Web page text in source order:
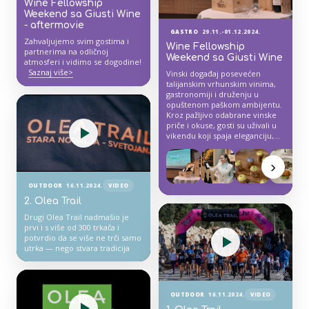
potpuno sami u tišini, ograđeni
močnim paškim kamenom uz
Ovaj put smo preskočili put
prema atraktivnoj lokvi
Svetojašnici te se vratili istim
Inače, ovo je mali dio staze
kojom prolazi Olea trail- staze
koje vode kroz raznolike
terene, nudeći sudionicima
fizički izazov, dvije pauze za
okrjepu, ali i priliku da se
povežu s bogatom poviješću i
kulturom otoka Paga. Ukoliko
poželite biti dio ovog eventa i
upoznati se više sa stazama
Paga- 15.11. je datum koji
DUGA STAZA- 24km- 591mnv
- SREDNJA STAZA- 17km-
461mnv
- KRATKA STAZA- 11km- 301mnv
- DJEČJA STAZA- 1,6km- 27mnv
Ako želite odsjesti u hotelu
Olea, možete dobiti posebnu
ponudu u sklopu Olea traila.
Ovo svakako razmotrite kao
opciju!
Wine Fellowship
Weekend sa Giusti Wine
- aftermovie
Zahvaljujemo svim gostima i
partnerima na odličnoj
atmosferi i vidimo se dogodine!
Saznaj više>
GASTRO 29.11.-01.12.2024.
Wine Fellowship
Weekend sa Giusti Wine
Vinski događaj posevećen
talijanskim vrhunskim vinima,
gastronomiji i druženju u
opuštenom paškom ambijentu.
Kroz pažljivo odabrane vinske
priče i okuse, gosti su uživali u
vikendu koji spaja eleganciju,
Oleje.
›
OUTDOOR 16.11.2024. VIDEO
2. Olea Trail
Drugi Olea Trail nadmašio je
prvi i s više od 300 trkača i
potvrdio da se više ne trči samo
utrka — nego stvara tradicija
OUTDOOR 16.11.2024. VIDEO